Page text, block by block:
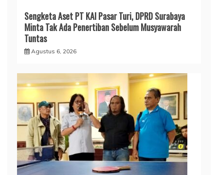
Sengketa Aset PT KAI Pasar Turi, DPRD Surabaya
Minta Tak Ada Penertiban Sebelum Musyawarah
Tuntas
Agustus 6, 2026